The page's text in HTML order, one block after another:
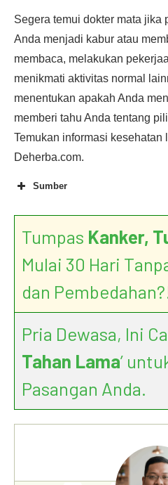
Segera temui dokter mata jika
Anda menjadi kabur atau
membaca, melakukan
menikmati aktivitas normal
menentukan apakah Anda
memberi tahu Anda tentang
Temukan informasi kesehatan
Deherba.com.
Sumber
Tumpas Kanker,
Mulai 30 Hari
dan
Pria Dewasa, Ini
Tahan Lama’
Pasangan Anda.